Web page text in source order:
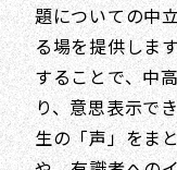
題についての中
る場を提供しま
することで、中
り、意思表示で
生の「声」をま